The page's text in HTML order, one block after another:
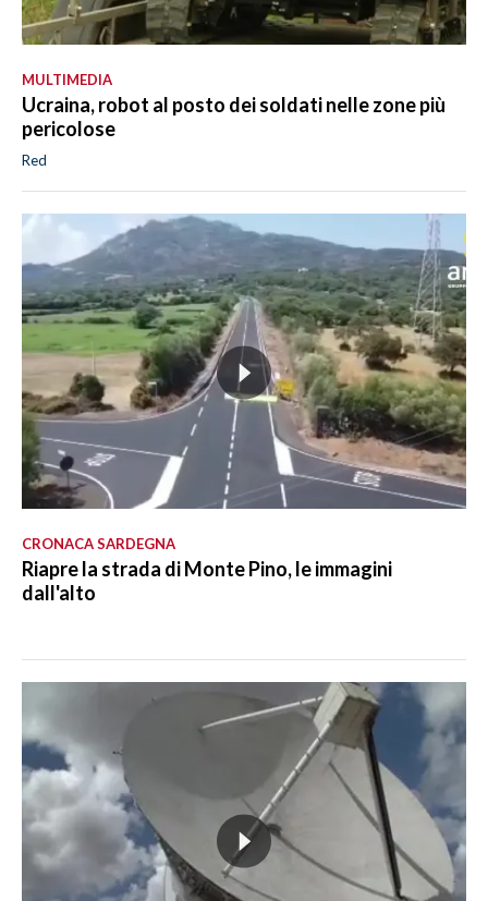
MULTIMEDIA
Ucraina, robot al posto dei soldati nelle zone più
pericolose
Red
CRONACA SARDEGNA
Riapre la strada di Monte Pino, le immagini
dall'alto